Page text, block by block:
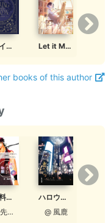
ジェイ監 上 Let it MELT
books of this author
【無料版】明皓めでた物語 参 鉄火の名匠
@ 春先ひなた
ハロウィンの探し物はジャック・オー・ランタンへ
@ 風鹿